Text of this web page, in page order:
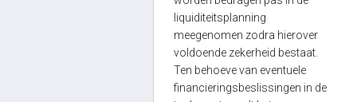
liquiditeitsplanning
meegenomen zodra hierover
voldoende zekerheid bestaat.
Ten behoeve van eventuele
financieringsbeslissingen in de